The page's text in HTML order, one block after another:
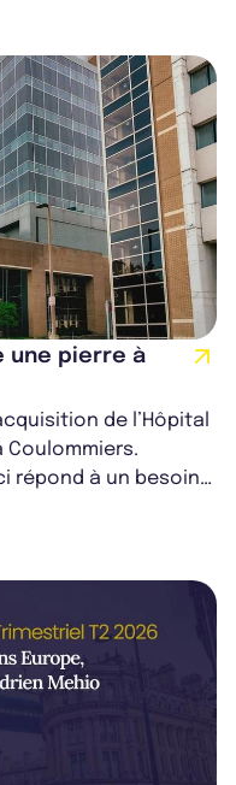
une pierre à
de l’Hôpital
Coulommiers.
répond à un besoin